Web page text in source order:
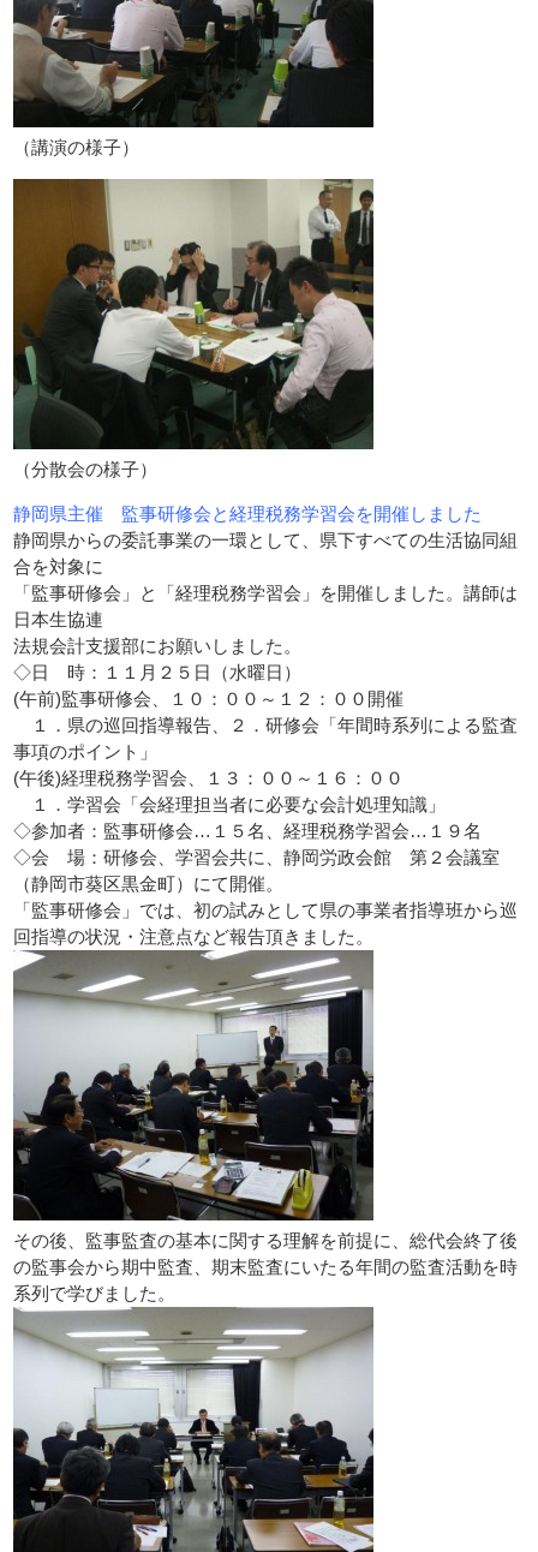
（講演の様子）
（分散会の様子）
静岡県主催 監事研修会と経理税務学習会を開催しました
静岡県からの委託事業の一環として、県下すべての生活協同組
合を対象に
「監事研修会」と「経理税務学習会」を開催しました。講師は
日本生協連
法規会計支援部にお願いしました。
◇日 時：１１月２５日（水曜日）
(午前)監事研修会、１０：００～１２：００開催
１．県の巡回指導報告、２．研修会「年間時系列による監査
事項のポイント」
(午後)経理税務学習会、１３：００～１６：００
１．学習会「会経理担当者に必要な会計処理知識」
◇参加者：監事研修会…１５名、経理税務学習会…１９名
◇会 場：研修会、学習会共に、静岡労政会館 第２会議室
（静岡市葵区黒金町）にて開催。
「監事研修会」では、初の試みとして県の事業者指導班から巡
回指導の状況・注意点など報告頂きました。
その後、監事監査の基本に関する理解を前提に、総代会終了後
の監事会から期中監査、期末監査にいたる年間の監査活動を時
系列で学びました。